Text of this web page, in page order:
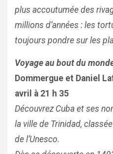
plus accoutumée des
millions d’années : les
toujours pondre sur les
Voyage au bout du
Dommergue et Daniel
avril à 21 h 35
Découvrez Cuba et ses
la ville de Trinidad,
de l’Unesco.